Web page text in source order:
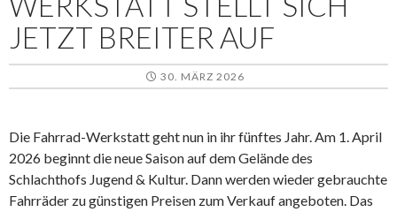
JETZT BREITER AUF
30. MÄRZ 2026
Die Fahrrad-Werkstatt geht nun in ihr fünftes Jahr. Am 1. April
2026 beginnt die neue Saison auf dem Gelände des
Schlachthofs Jugend & Kultur. Dann werden wieder gebrauchte
Fahrräder zu günstigen Preisen zum Verkauf angeboten. Das